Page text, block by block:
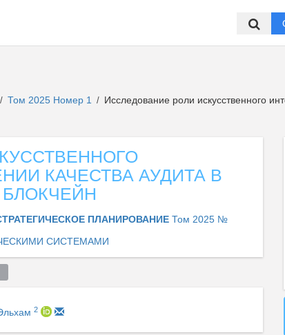
/ Том 2025 Номер 1 / Исследование роли искусственного
КАЧЕСТВА АУДИТА В
ПЛАНИРОВАНИЕ Том 2025 №
СИСТЕМАМИ
2